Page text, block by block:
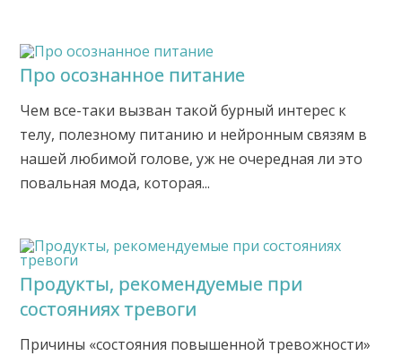
Про осознанное питание
Чем все-таки вызван такой бурный интерес к
телу, полезному питанию и нейронным связям в
нашей любимой голове, уж не очередная ли это
повальная мода, которая...
Продукты, рекомендуемые при
состояниях тревоги
Причины «состояния повышенной тревожности»